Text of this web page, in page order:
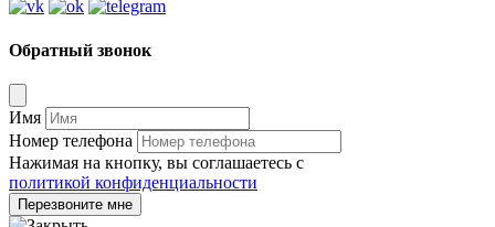
Обратный звонок
Имя
Номер телефона
Нажимая на кнопку, вы соглашаетесь с
политикой конфиденциальности
Перезвоните мне